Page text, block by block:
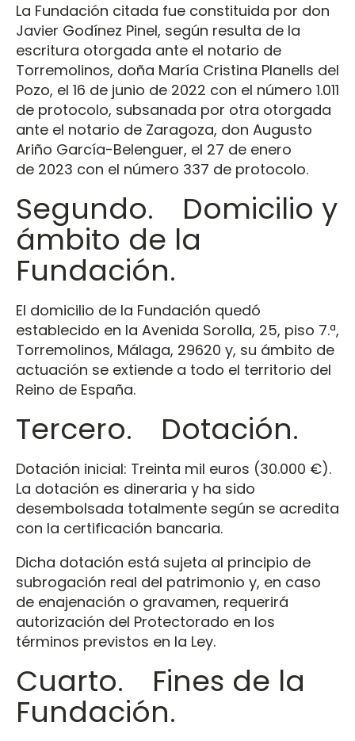
La Fundación citada fue constituida por don
Javier Godínez Pinel, según resulta de la
escritura otorgada ante el notario de
Torremolinos, doña María Cristina Planells del
Pozo, el 16 de junio de 2022 con el número 1.011
de protocolo, subsanada por otra otorgada
ante el notario de Zaragoza, don Augusto
Ariño García-Belenguer, el 27 de enero
de 2023 con el número 337 de protocolo.
Segundo. Domicilio y
ámbito de la
Fundación.
El domicilio de la Fundación quedó
establecido en la Avenida Sorolla, 25, piso 7.ª,
Torremolinos, Málaga, 29620 y, su ámbito de
actuación se extiende a todo el territorio del
Reino de España.
Tercero. Dotación.
Dotación inicial: Treinta mil euros (30.000 €).
La dotación es dineraria y ha sido
desembolsada totalmente según se acredita
con la certificación bancaria.
Dicha dotación está sujeta al principio de
subrogación real del patrimonio y, en caso
de enajenación o gravamen, requerirá
autorización del Protectorado en los
términos previstos en la Ley.
Cuarto. Fines de la
Fundación.